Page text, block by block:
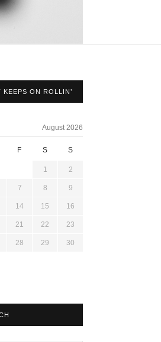
ON ROLLIN’
August 2026
F S S
1 2
7 8 9
14 15 16
21 22 23
28 29 30